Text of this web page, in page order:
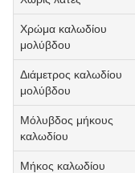
Χρώμα καλωδίου
μολύβδου
Διάμετρος καλωδίου
μολύβδου
Μόλυβδος μήκους
καλωδίου
Μήκος καλωδίου